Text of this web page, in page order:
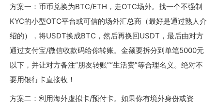
方案一：币币兑换为BTC/ETH，走OTC场外。找一个不强制
KYC的小型OTC平台或可信的场外汇总商（最好是通过熟人介
绍的），将USDT换成BTC，然后再换回USDT，最后由对方
通过支付宝/微信收款码给你转账。金额要拆分到单笔5000元
以下，并让对方备注“朋友转账”“生活费”等合理名义。绝对不
要用银行卡直接收！
方案二：利用海外虚拟卡/预付卡。如果你有境外身份或资